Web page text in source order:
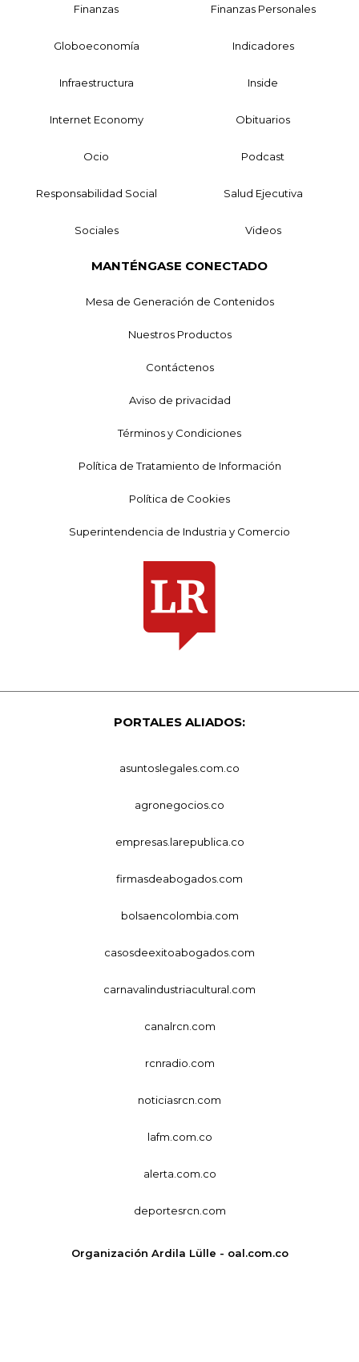
Finanzas Finanzas Personales
Globoeconomía Indicadores
Infraestructura Inside
Internet Economy Obituarios
Ocio Podcast
Responsabilidad Social Salud Ejecutiva
Sociales Videos
MANTÉNGASE CONECTADO
Mesa de Generación de Contenidos
Nuestros Productos
Contáctenos
Aviso de privacidad
Términos y Condiciones
Política de Tratamiento de Información
Política de Cookies
Superintendencia de Industria y Comercio
PORTALES ALIADOS:
asuntoslegales.com.co
agronegocios.co
empresas.larepublica.co
firmasdeabogados.com
bolsaencolombia.com
casosdeexitoabogados.com
carnavalindustriacultural.com
canalrcn.com
rcnradio.com
noticiasrcn.com
lafm.com.co
alerta.com.co
deportesrcn.com
Organización Ardila Lülle - oal.com.co